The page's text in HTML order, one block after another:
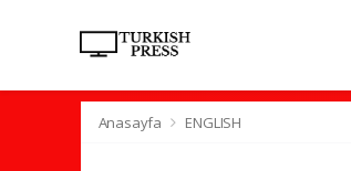
Anasayfa ENGLISH